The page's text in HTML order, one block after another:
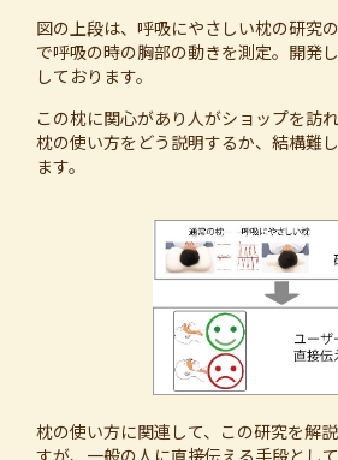
図の上段は、呼吸にやさしい枕の研究
で呼吸の時の胸部の動きを測定。開発
しております。
この枕に関心があり人がショップを訪
枕の使い方をどう説明するか、結構難
ます。
枕の使い方に関連して、この研究を解